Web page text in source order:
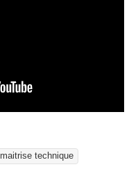
maitrise technique